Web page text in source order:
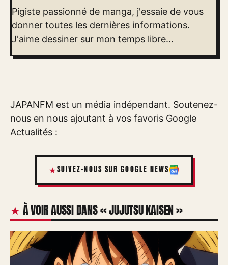
Pigiste passionné de manga, j'essaie de vous
donner toutes les dernières informations.
J'aime dessiner sur mon temps libre...
JAPANFM est un média indépendant. Soutenez-
nous en nous ajoutant à vos favoris Google
Actualités :
SUIVEZ-NOUS SUR GOOGLE NEWS
À VOIR AUSSI DANS « JUJUTSU KAISEN »